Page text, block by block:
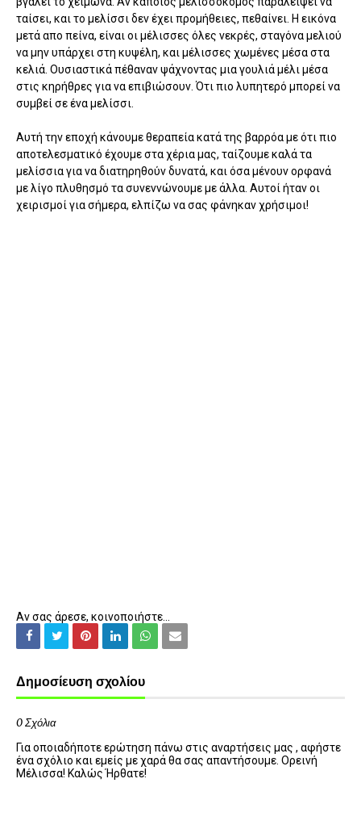
ταίσει, και το μελίσσι δεν έχει προμήθειες, πεθαίνει. Η εικόνα
μετά απο πείνα, είναι οι μέλισσες όλες νεκρές, σταγόνα μελιού
να μην υπάρχει στη κυψέλη, και μέλισσες χωμένες μέσα στα
κελιά. Ουσιαστικά πέθαναν ψάχνοντας μια γουλιά μέλι μέσα
στις κηρήθρες για να επιβιώσουν. Ότι πιο λυπητερό μπορεί να
συμβεί σε ένα μελίσσι.
Αυτή την εποχή κάνουμε θεραπεία κατά της βαρρόα με ότι πιο
αποτελεσματικό έχουμε στα χέρια μας, ταίζουμε καλά τα
μελίσσια για να διατηρηθούν δυνατά, και όσα μένουν ορφανά
με λίγο πλυθησμό τα συνεννώνουμε με άλλα. Αυτοί ήταν οι
χειρισμοί για σήμερα, ελπίζω να σας φάνηκαν χρήσιμοι!
Αν σας άρεσε, κοινοποιήστε...
Δημοσίευση σχολίου
0 Σχόλια
Για οποιαδήποτε ερώτηση πάνω στις αναρτήσεις μας , αφήστε
ένα σχόλιο και εμείς με χαρά θα σας απαντήσουμε. Ορεινή
Μέλισσα! Καλώς Ήρθατε!